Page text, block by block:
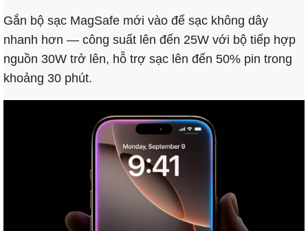
Gắn bộ sạc MagSafe mới vào để sạc không dây
nhanh hơn — công suất lên đến 25W với bộ tiếp hợp
nguồn 30W trở lên, hỗ trợ sạc lên đến 50% pin trong
khoảng 30 phút.